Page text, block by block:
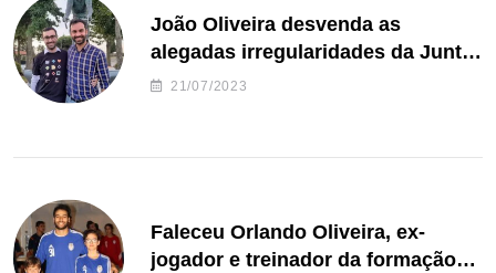
João Oliveira desvenda as
alegadas irregularidades da Junta
de Freguesia S. João de Ver
21/07/2023
Faleceu Orlando Oliveira, ex-
jogador e treinador da formação